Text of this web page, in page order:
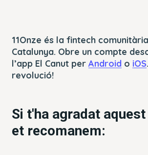
11Onze és la fintech
Catalunya. Obre un compte
l’app El Canut per Android o iOS
revolució!
Si t'ha agradat
et recomanem: